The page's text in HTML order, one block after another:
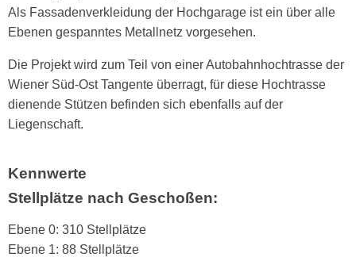
Als Fassadenverkleidung der Hochgarage ist ein über alle
Ebenen gespanntes Metallnetz vorgesehen.
Die Projekt wird zum Teil von einer Autobahnhochtrasse der
Wiener Süd-Ost Tangente überragt, für diese Hochtrasse
dienende Stützen befinden sich ebenfalls auf der
Liegenschaft.
Kennwerte
Stellplätze nach Geschoßen:
Ebene 0: 310 Stellplätze
Ebene 1: 88 Stellplätze